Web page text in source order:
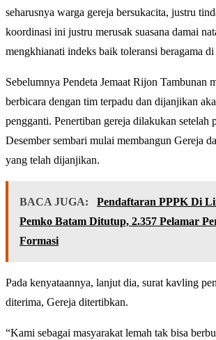
seharusnya warga gereja bersukacita, justru
koordinasi ini justru merusak suasana damai
mengkhianati indeks baik toleransi beragama
Sebelumnya Pendeta Jemaat Rijon Tambunan
berbicara dengan tim terpadu dan dijanjikan
pengganti. Penertiban gereja dilakukan setelah
Desember sembari mulai membangun Gereja
yang telah dijanjikan.
BACA JUGA:
Pendaftaran PPPK Di
Pemko Batam Ditutup, 2.357 Pelamar
Formasi
Pada kenyataannya, lanjut dia, surat kavling
diterima, Gereja ditertibkan.
“Kami sebagai masyarakat lemah tak bisa